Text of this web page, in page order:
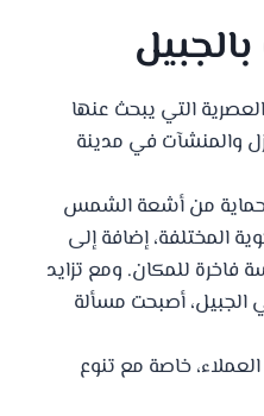
التي يبحث عنها
والمنشآت في مدينة
من أشعة الشمس
المختلفة، إضافة إلى
فاخرة للمكان. ومع تزايد
أصبحت مسألة
خاصة مع تنوع